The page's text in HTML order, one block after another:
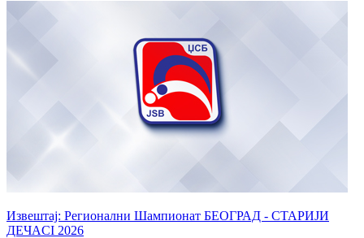
Извештај: Регионални Шампионат БЕОГРАД - СТАРИЈИ
ДЕЧАCI 2026